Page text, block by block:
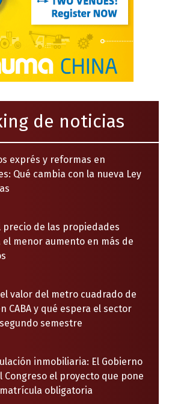
de noticias
exprés y reformas en
Qué cambia con la nueva Ley
precio de las propiedades
el menor aumento en más de
el valor del metro cuadrado de
CABA y qué espera el sector
semestre
inmobiliaria: El Gobierno
Congreso el proyecto que pone
obligatoria